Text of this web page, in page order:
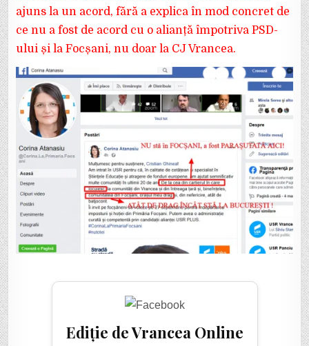
ajuns la un acord, fără a explica în mod concret de
ce nu a fost de acord cu o alianță împotriva PSD-
ului și la Focșani, nu doar la CJ Vrancea.
Ediție de Vrancea Online